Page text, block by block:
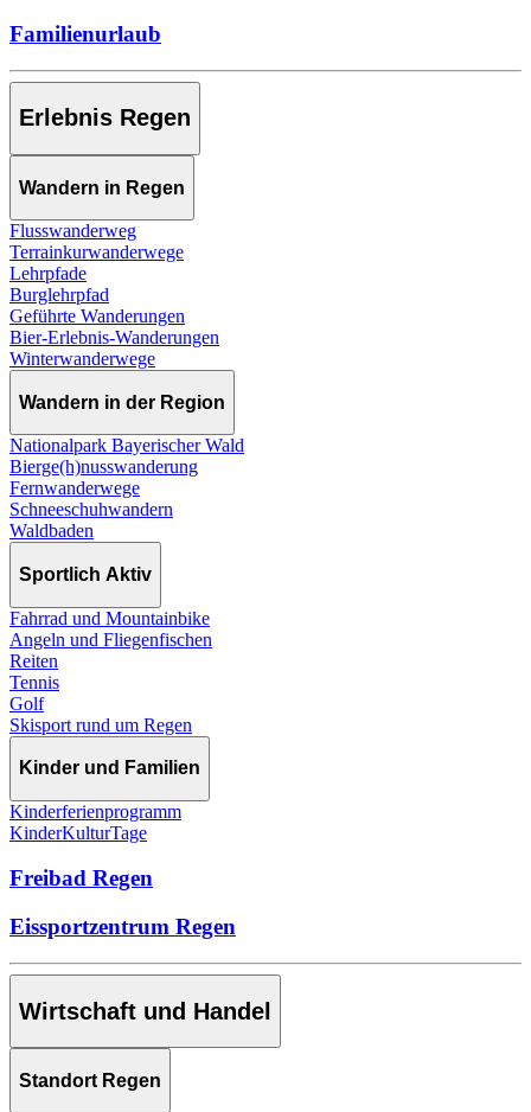
Familienurlaub
Erlebnis Regen
Wandern in Regen
Flusswanderweg
Terrainkurwanderwege
Lehrpfade
Burglehrpfad
Geführte Wanderungen
Bier-Erlebnis-Wanderungen
Winterwanderwege
Wandern in der Region
Nationalpark Bayerischer Wald
Bierge(h)nusswanderung
Fernwanderwege
Schneeschuhwandern
Waldbaden
Sportlich Aktiv
Fahrrad und Mountainbike
Angeln und Fliegenfischen
Reiten
Tennis
Golf
Skisport rund um Regen
Kinder und Familien
Kinderferienprogramm
KinderKulturTage
Freibad Regen
Eissportzentrum Regen
Wirtschaft und Handel
Standort Regen